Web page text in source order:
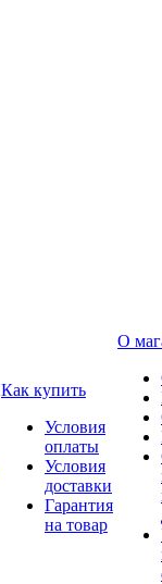
Как купить
Условия
оплаты
Условия
доставки
Гарантия
на товар
О